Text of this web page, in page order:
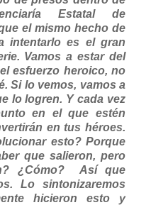
Estatal de
el mismo hecho de
intentarlo es el gran
Vamos a estar del
esfuerzo heroico, no
Si lo vemos, vamos a
lo logren. Y cada vez
en el que estén
en tus héroes.
esto? Porque
que salieron, pero
¿Cómo? Así que
Lo sintonizaremos
hicieron esto y